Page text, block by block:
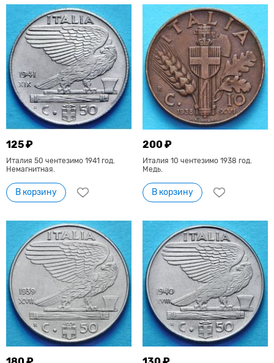
125 ₽
Италия 50 чентезимо 1941 год.
Немагнитная.
В корзину
200 ₽
Италия 10 чентезимо 1938 год.
Медь.
В корзину